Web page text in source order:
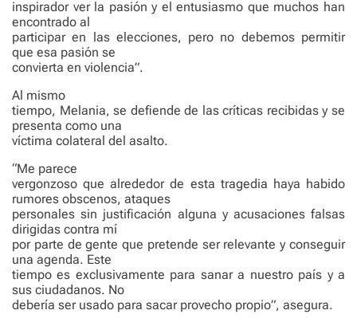
inspirador ver la pasión y el entusiasmo que muchos han
encontrado al
participar en las elecciones, pero no debemos permitir
que esa pasión se
convierta en violencia”.
Al mismo
tiempo, Melania, se defiende de las críticas recibidas y se
presenta como una
víctima colateral del asalto.
“Me parece
vergonzoso que alrededor de esta tragedia haya habido
rumores obscenos, ataques
personales sin justificación alguna y acusaciones falsas
dirigidas contra mí
por parte de gente que pretende ser relevante y conseguir
una agenda. Este
tiempo es exclusivamente para sanar a nuestro país y a
sus ciudadanos. No
debería ser usado para sacar provecho propio”, asegura.